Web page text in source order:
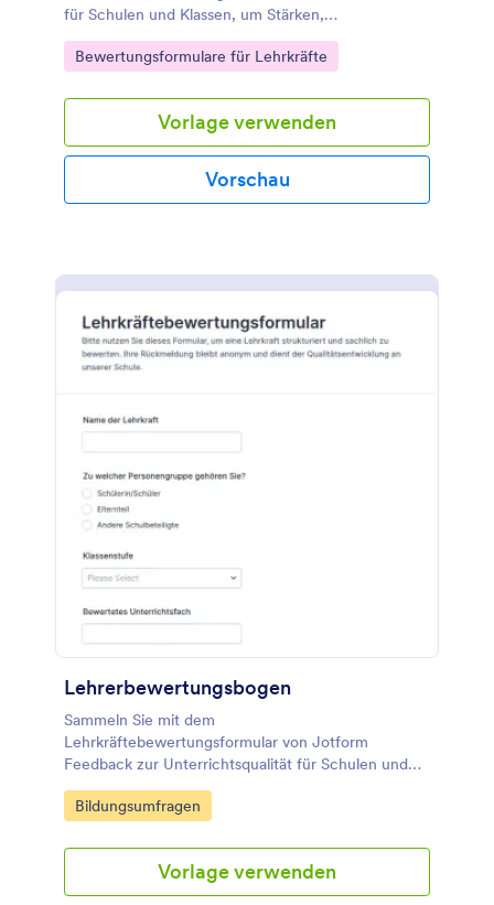
für Schulen und Klassen, um Stärken,
Entwicklungsfelder und Maßnahmen für das nächste
Schuljahr nachvollziehbar zu dokumentieren.
Go to Category:
Bewertungsformulare für Lehrkräfte
Vorlage verwenden
Vorschau
Lehrerbewertungsbogen
Sammeln Sie mit dem
Lehrkräftebewertungsformular von Jotform
Feedback zur Unterrichtsqualität für Schulen und
Bildungseinrichtungen und vereinfachen Sie
datenerfassung und Auswertung über eine teilbare
Go to Category:
Bildungsumfragen
Vorlage verwenden